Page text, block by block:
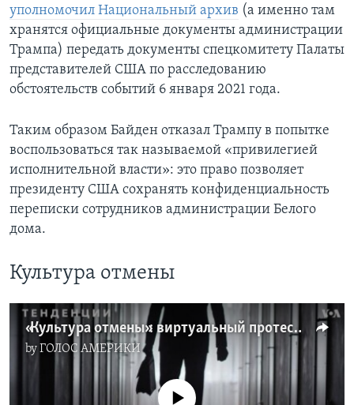
уполномочил Национальный архив (а именно там
хранятся официальные документы администрации
Трампа) передать документы спецкомитету Палаты
представителей США по расследованию
обстоятельств событий 6 января 2021 года.
Таким образом Байден отказал Трампу в попытке
воспользоваться так называемой «привилегией
исполнительной власти»: это право позволяет
президенту США сохранять конфиденциальность
переписки сотрудников администрации Белого
дома.
Культура отмены
«Культура отмены»: виртуальный протест с реальными последствиями
byГОЛОС АМЕРИКИ
No media source currently available